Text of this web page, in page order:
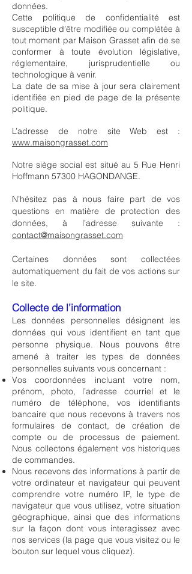
données.
Cette politique de confidentialité est
susceptible d’être modifiée ou complétée à
tout moment par Maison Grasset afin de se
conformer à toute évolution législative,
réglementaire, jurisprudentielle ou
technologique à venir.
La date de sa mise à jour sera clairement
identifiée en pied de page de la présente
politique.
L’adresse de notre site Web est :
www.maisongrasset.com
Notre siège social est situé au 5 Rue Henri
Hoffmann 57300 HAGONDANGE.
N’hésitez pas à nous faire part de vos
questions en matière de protection des
données, à l’adresse suivante :
contact@maisongrasset.com
Certaines données sont collectées
automatiquement du fait de vos actions sur
le site.
Collecte de l’information
Les données personnelles désignent les
données qui vous identifient en tant que
personne physique. Nous pouvons être
amené à traiter les types de données
personnelles suivants vous concernant :
Vos coordonnées incluant votre nom,
prénom, photo, l’adresse courriel et le
numéro de téléphone,vos identifiants
bancaire que nous recevons à travers nos
formulaires de contact, de création de
compte ou de processus de paiement.
Nous collectons également vos historiques
de commandes.
Nous recevons des informations à partir de
votre ordinateur et navigateur qui peuvent
comprendre votre numéro IP, le type de
navigateur que vous utilisez, votre situation
géographique, ainsi que des informations
sur la façon dont vous interagissez avec
nos services (la page que vous visitez ou le
bouton sur lequel vous cliquez).